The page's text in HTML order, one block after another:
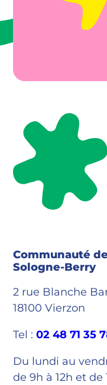
Communauté
Sologne-Berry
2 rue Blanche
18100 Vierzon
Tel :02 48 71 35
Du lundi au
de 9h à 12h et de